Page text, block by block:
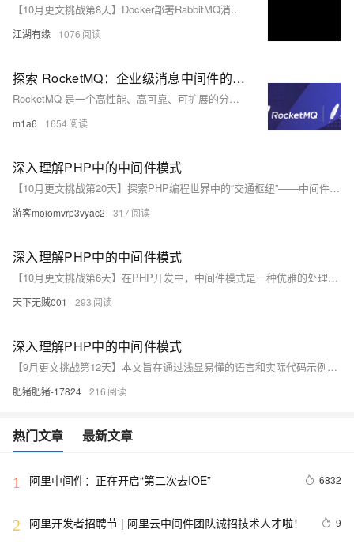
【10月更文挑战第8天】Docker部署RabbitMQ消息中间件
江湖有缘 1076
探索 RocketMQ：企业级消息中间件的选择与应用
RocketMQ 是一个高性能、高可靠、可扩展的分布式消息中间件，它是由阿里巴巴开发并贡献给 Apache 软件基金会的一个开源项目。RocketMQ 主要用于处理大规模、高吞吐量、低延迟的消息传递，它是一个轻量级的、功能强大的消息队列系统，广泛应用于金融、电商、日志系统、数据分析等领域。
m1a6 1654
深入理解PHP中的中间件模式
【10月更文挑战第20天】探索PHP编程世界中的“交通枢纽”——中间件模式。从代码层面剖析如何实现请求和响应的高效管理，以及如何在开发中应用这一模式来增强项目的扩展性和维护性。
游客moiomvrp3vyac2 317
深入理解PHP中的中间件模式
【10月更文挑战第6天】在PHP开发中，中间件模式是一种优雅的处理请求和响应的方式。本文将带你探索中间件模式的概念、实现及其在PHP框架中的应用，同时提供实用的代码示例来加深理解。
天下无贼001 293
深入理解PHP中的中间件模式
【9月更文挑战第12天】本文旨在通过浅显易懂的语言和实际代码示例，引导读者了解PHP中如何实现和使用中间件模式，以及这一设计模式如何优化我们的应用程序结构。文章将逐步介绍中间件的概念、在PHP中的应用实例，以及如何自定义中间件来解决实际问题。
肥猪肥猪-17824 216
热门文章 最新文章
1 阿里中间件：正在开启“第二次去IOE” 6832
2 阿里开发者招聘节 | 阿里云中间件团队诚招技术人才啦！ 9